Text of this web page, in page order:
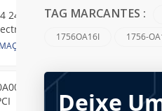
TAG MARCANTES :
1756OA16I
1756-
Deixe
244-